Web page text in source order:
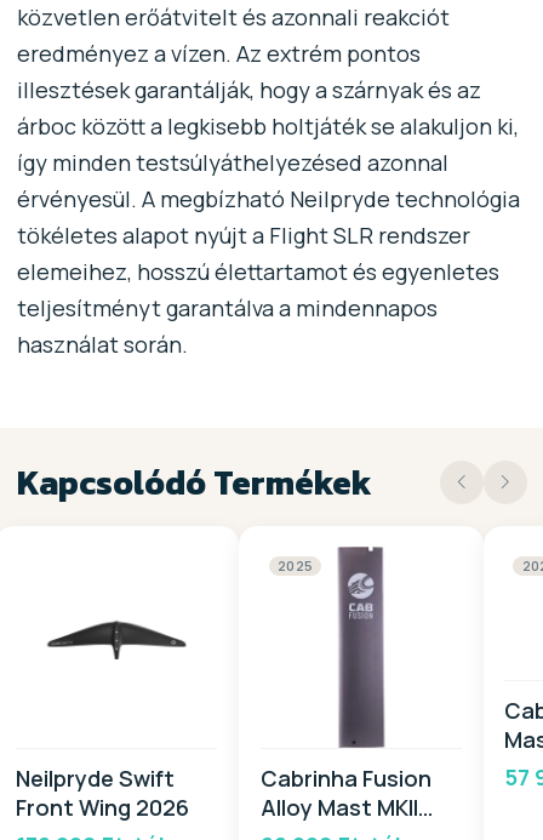
közvetlen erőátvitelt és azonnali reakciót
eredményez a vízen. Az extrém pontos
illesztések garantálják, hogy a szárnyak és az
árboc között a legkisebb holtjáték se alakuljon ki,
így minden testsúlyáthelyezésed azonnal
érvényesül. A megbízható Neilpryde technológia
tökéletes alapot nyújt a Flight SLR rendszer
elemeihez, hosszú élettartamot és egyenletes
teljesítményt garantálva a mindennapos
használat során.
Kapcsolódó Termékek
Neilpryde Swift
Front Wing 2026
2025
Cabrinha Fusion
Alloy Mast MKII
57